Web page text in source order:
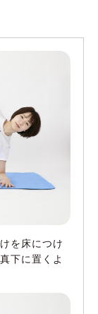
を床につけ
下に置くよ